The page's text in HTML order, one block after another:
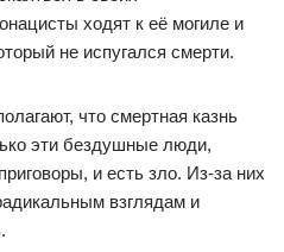
ходят к её могиле и
не испугался смерти.
что смертная казнь
эти бездушные люди,
и есть зло. Из-за них
взглядам и